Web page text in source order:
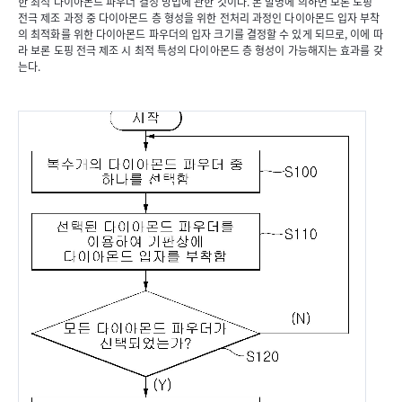
전극 제조 과정 중 다이아몬드 층 형성을 위한 전처리 과정인 다이아몬드 입자 부착
의 최적화를 위한 다이아몬드 파우더의 입자 크기를 결정할 수 있게 되므로, 이에 따
라 보론 도핑 전극 제조 시 최적 특성의 다이아몬드 층 형성이 가능해지는 효과를 갖
는다.